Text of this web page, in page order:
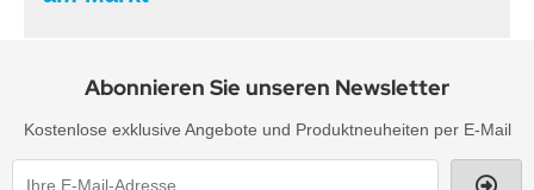
Abonnieren Sie unseren Newsletter
Kostenlose exklusive Angebote und Produktneuheiten per E-Mail